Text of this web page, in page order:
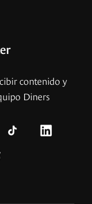
contenido y
Diners